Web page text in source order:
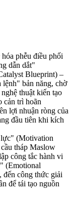
phễu điều phối
dẫn dắt"
Blueprint) –
bản năng, chờ
thuật kiến tạo
cản trì hoãn
lợi nhuận ròng của
đầu tiên khi kích
lực" (Motivation
tháp Maslow
công tắc hành vi
(Emotional
đến công thức giải
để tái tạo nguồn